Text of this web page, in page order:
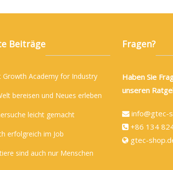
Beiträge
Growth Academy for Industry
bereisen und Neues erleben
leicht gemacht
erfolgreich im Job
sind auch nur Menschen
Fragen?
Haben Sie
unseren
info@gtec-
+86 134
gtec-